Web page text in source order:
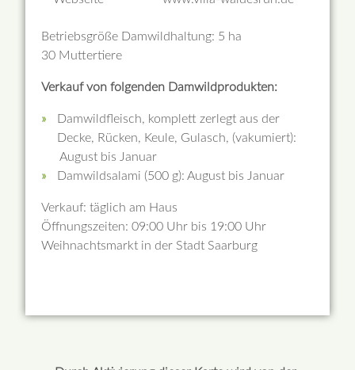
Betriebsgröße Damwildhaltung: 5 ha
30 Muttertiere
Verkauf von folgenden Damwildprodukten:
Damwildfleisch, komplett zerlegt aus der
Decke, Rücken, Keule, Gulasch, (vakumiert):
August bis Januar
Damwildsalami (500 g): August bis Januar
Verkauf: täglich am Haus
Öffnungszeiten: 09:00 Uhr bis 19:00 Uhr
Weihnachtsmarkt in der Stadt Saarburg